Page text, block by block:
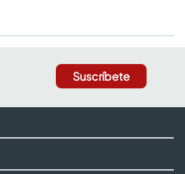
Suscríbete